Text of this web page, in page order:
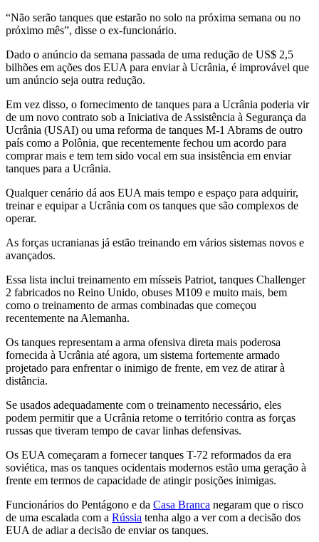
“Não serão tanques que estarão no solo na próxima semana ou no
próximo mês”, disse o ex-funcionário.
Dado o anúncio da semana passada de uma redução de US$ 2,5
bilhões em ações dos EUA para enviar à Ucrânia, é improvável que
um anúncio seja outra redução.
Em vez disso, o fornecimento de tanques para a Ucrânia poderia vir
de um novo contrato sob a Iniciativa de Assistência à Segurança da
Ucrânia (USAI) ou uma reforma de tanques M-1 Abrams de outro
país como a Polônia, que recentemente fechou um acordo para
comprar mais e tem tem sido vocal em sua insistência em enviar
tanques para a Ucrânia.
Qualquer cenário dá aos EUA mais tempo e espaço para adquirir,
treinar e equipar a Ucrânia com os tanques que são complexos de
operar.
As forças ucranianas já estão treinando em vários sistemas novos e
avançados.
Essa lista inclui treinamento em mísseis Patriot, tanques Challenger
2 fabricados no Reino Unido, obuses M109 e muito mais, bem
como o treinamento de armas combinadas que começou
recentemente na Alemanha.
Os tanques representam a arma ofensiva direta mais poderosa
fornecida à Ucrânia até agora, um sistema fortemente armado
projetado para enfrentar o inimigo de frente, em vez de atirar à
distância.
Se usados ​​adequadamente com o treinamento necessário, eles
podem permitir que a Ucrânia retome o território contra as forças
russas que tiveram tempo de cavar linhas defensivas.
Os EUA começaram a fornecer tanques T-72 reformados da era
soviética, mas os tanques ocidentais modernos estão uma geração à
frente em termos de capacidade de atingir posições inimigas.
Funcionários do Pentágono e da Casa Branca negaram que o risco
de uma escalada com a Rússia tenha algo a ver com a decisão dos
EUA de adiar a decisão de enviar os tanques.